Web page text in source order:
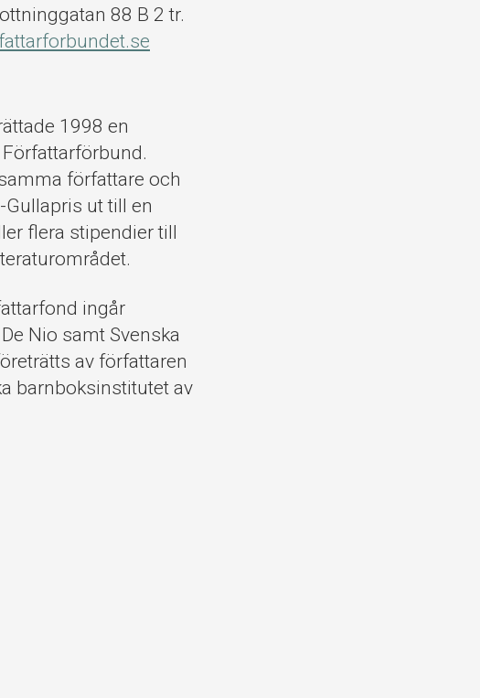
88 B 2 tr.
1998 en
författare och
ut till en
flera stipendier till
ingår
Nio samt Svenska
av författaren
barnboksinstitutet av